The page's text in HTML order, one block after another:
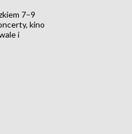
7–9
kino
i